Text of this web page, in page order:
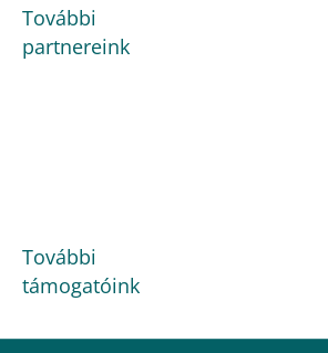
További
partnereink
További
támogatóink